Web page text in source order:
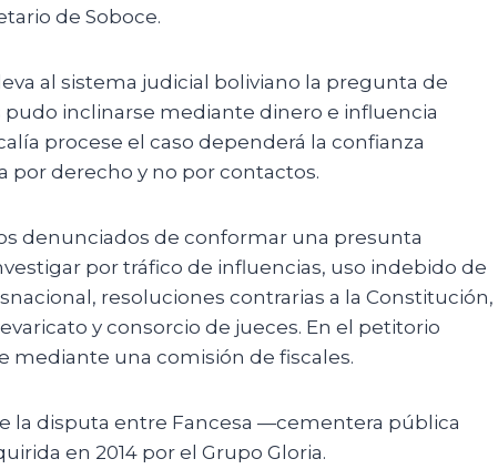
de Soboce.
al sistema judicial boliviano la pregunta de
inclinarse mediante dinero e influencia
procese el caso dependerá la confianza
por derecho y no por contactos.
denunciados de conformar una presunta
por tráfico de influencias, uso indebido de
resoluciones contrarias a la Constitución,
y consorcio de jueces. En el petitorio
mediante una comisión de fiscales.
la disputa entre Fancesa —cementera pública
en 2014 por el Grupo Gloria.